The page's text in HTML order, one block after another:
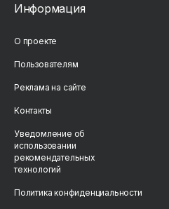
Информация
О проекте
Пользователям
Реклама на сайте
Контакты
Уведомление об
использовании
рекомендательных
технологий
Политика конфиденциальности